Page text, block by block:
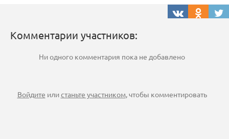
Комментарии участников:
Ни одного комментария пока не добавлено
Войдите илистаньте участником, чтобы комментировать